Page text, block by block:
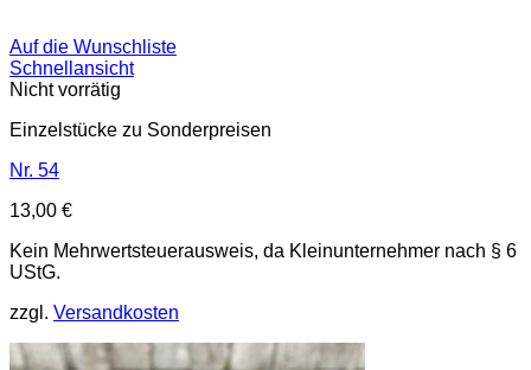
Auf die Wunschliste
Schnellansicht
Nicht vorrätig
Einzelstücke zu Sonderpreisen
Nr. 54
13,00 €
Kein Mehrwertsteuerausweis, da Kleinunternehmer nach § 6
UStG.
zzgl. Versandkosten